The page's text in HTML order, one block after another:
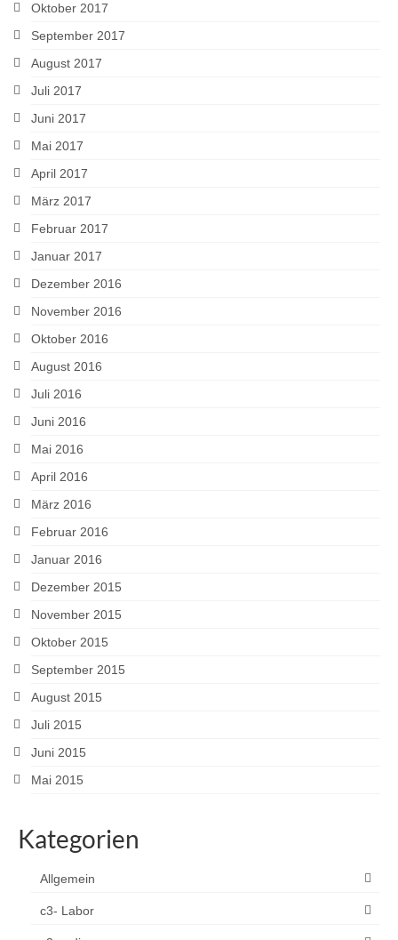
Oktober 2017
September 2017
August 2017
Juli 2017
Juni 2017
Mai 2017
April 2017
März 2017
Februar 2017
Januar 2017
Dezember 2016
November 2016
Oktober 2016
August 2016
Juli 2016
Juni 2016
Mai 2016
April 2016
März 2016
Februar 2016
Januar 2016
Dezember 2015
November 2015
Oktober 2015
September 2015
August 2015
Juli 2015
Juni 2015
Mai 2015
Kategorien
Allgemein
c3- Labor